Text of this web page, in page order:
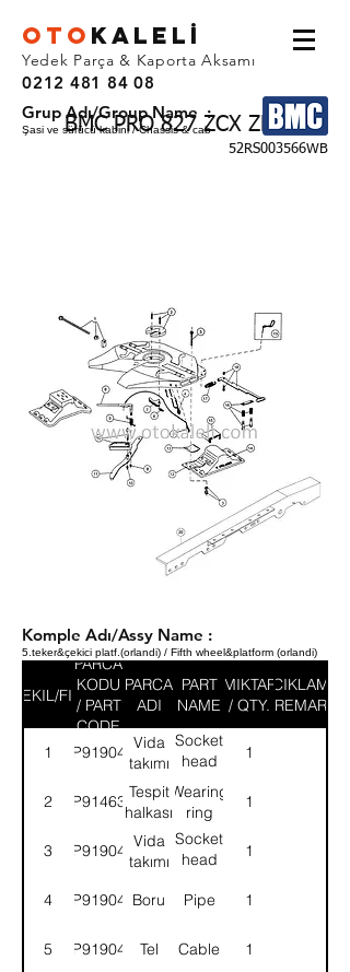
OTO KALEL İ
Yedek Parça & Kaporta Aksamı
0212 481 84 08
BMC PRO 827 ZCX ZHF
Grup Adı/Group Name :
Şasi ve sürücü kabini / Chassis & cab
52RS003566WB
Komple Adı/Assy Name :
5.teker&çekici platf.(orlandi) / Fifth wheel&platform (orlandi)
SEKIL/FIG
PARCA
KODU
/ PART
CODE
PARCA
ADI
PART
NAME
MIKTAR
/ QTY.
ACIKLAMA
/ REMARK
1 9P919044
Vida
takımı
Socket
head
screw
1
2 9P914632
Tespit
halkası
Wearing
ring
1
3 9P919045
Vida
takımı
Socket
head
1
4 9P919046Boru Pipe 1
5 9P919047 Tel Cable 1